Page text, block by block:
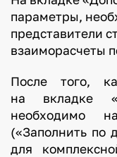
параметры,
представители
взаиморасчеты
После того,
на вкладке
необходимо
(«Заполнить по
для